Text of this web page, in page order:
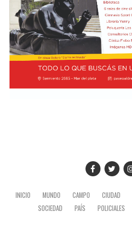
INICIO MUNDO CAMPO CIUDAD
SOCIEDAD
PAÍS POLICIALES